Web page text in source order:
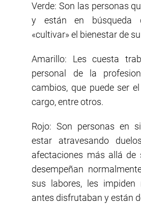
Verde: Son las personas
y están en búsqueda
«cultivar» el bienestar de
Amarillo: Les cuesta
personal de la
cambios, que puede ser
cargo, entre otros.
Rojo: Son personas en
estar atravesando
afectaciones más allá
desempeñan
sus labores, les
antes disfrutaban y están